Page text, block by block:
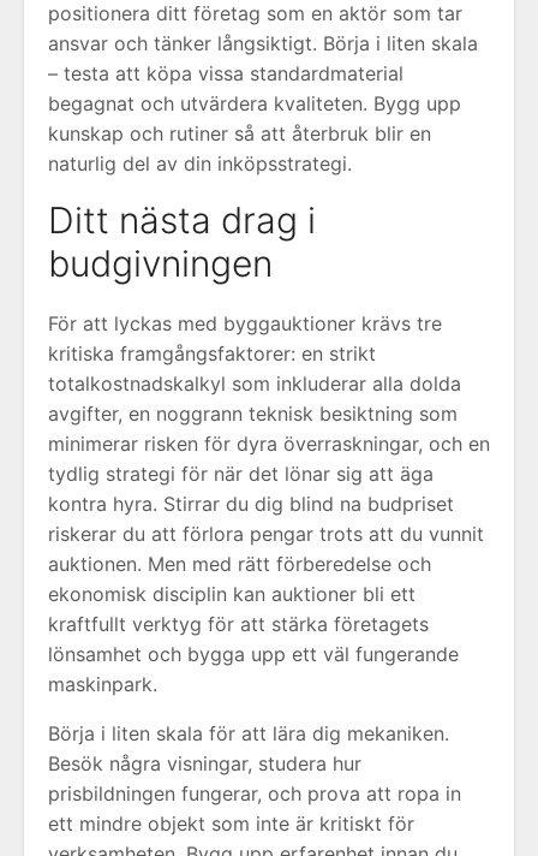
positionera ditt företag som en aktör som tar
ansvar och tänker långsiktigt. Börja i liten skala
– testa att köpa vissa standardmaterial
begagnat och utvärdera kvaliteten. Bygg upp
kunskap och rutiner så att återbruk blir en
naturlig del av din inköpsstrategi.
Ditt nästa drag i
budgivningen
För att lyckas med byggauktioner krävs tre
kritiska framgångsfaktorer: en strikt
totalkostnadskalkyl som inkluderar alla dolda
avgifter, en noggrann teknisk besiktning som
minimerar risken för dyra överraskningar, och en
tydlig strategi för när det lönar sig att äga
kontra hyra. Stirrar du dig blind na budpriset
riskerar du att förlora pengar trots att du vunnit
auktionen. Men med rätt förberedelse och
ekonomisk disciplin kan auktioner bli ett
kraftfullt verktyg för att stärka företagets
lönsamhet och bygga upp ett väl fungerande
maskinpark.
Börja i liten skala för att lära dig mekaniken.
Besök några visningar, studera hur
prisbildningen fungerar, och prova att ropa in
ett mindre objekt som inte är kritiskt för